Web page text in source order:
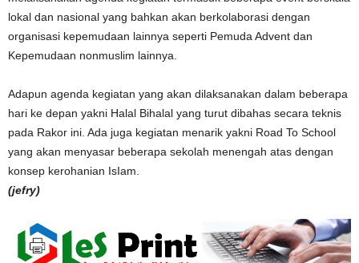
lokal dan nasional yang bahkan akan berkolaborasi dengan
organisasi kepemudaan lainnya seperti Pemuda Advent dan
Kepemudaan nonmuslim lainnya.
Adapun agenda kegiatan yang akan dilaksanakan dalam beberapa
hari ke depan yakni Halal Bihalal yang turut dibahas secara teknis
pada Rakor ini. Ada juga kegiatan menarik yakni Road To School
yang akan menyasar beberapa sekolah menengah atas dengan
konsep kerohanian IsIam.
(jefry)